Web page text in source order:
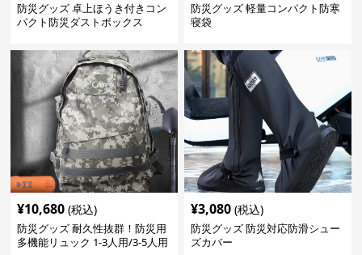
防災グッズ 卓上ほうき付きコン
パクト防災ダストボックス
防災グッズ 軽量コンパクト防寒
寝袋
¥10,680 (税込)
防災グッズ 耐久性抜群！防災用
多機能リュック 1-3人用/3-5人用
¥3,080 (税込)
防災グッズ 防災対応防滑シュー
ズカバー